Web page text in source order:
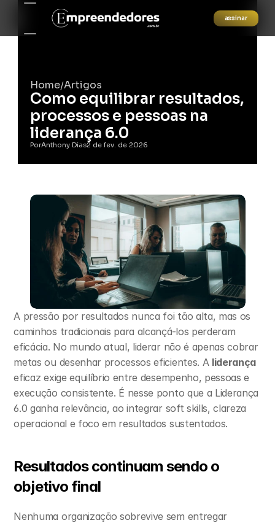
assinar
Home/Artigos
Como equilibrar resultados,
processos e pessoas na
liderança 6.0
PorAnthony Dias2 de fev. de 2026
A pressão por resultados nunca foi tão alta, mas os
caminhos tradicionais para alcançá-los perderam
eficácia. No mundo atual, liderar não é apenas cobrar
metas ou desenhar processos eficientes. A liderança
eficaz exige equilíbrio entre desempenho, pessoas e
execução consistente. É nesse ponto que a Liderança
6.0 ganha relevância, ao integrar soft skills, clareza
operacional e foco em resultados sustentados.
Resultados continuam sendo o
objetivo final
Nenhuma organização sobrevive sem entregar